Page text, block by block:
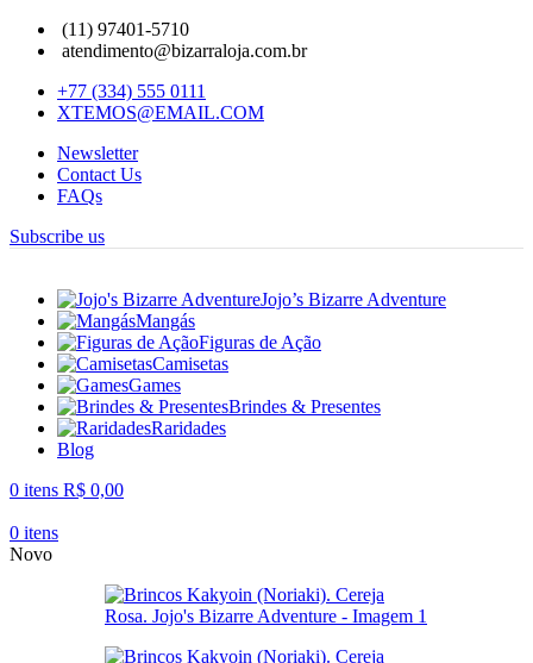
(11) 97401-5710
atendimento@bizarraloja.com.br
+77 (334) 555 0111
XTEMOS@EMAIL.COM
Newsletter
Contact Us
FAQs
Subscribe us
Jojo’s Bizarre Adventure
Mangás
Figuras de Ação
Camisetas
Games
Brindes & Presentes
Raridades
Blog
0 itens R$ 0,00
0 itens
Novo